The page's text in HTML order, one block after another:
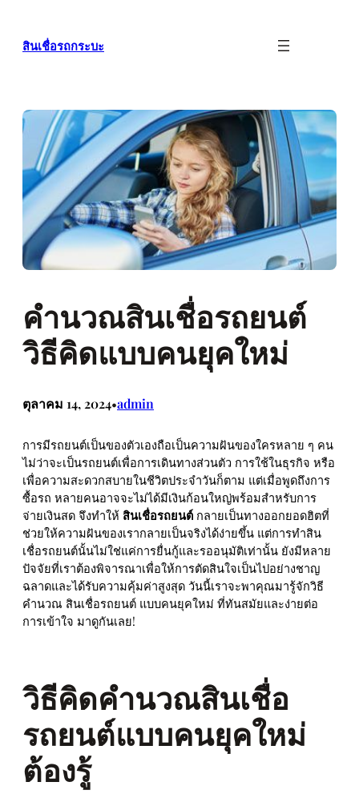
สินเชื่อรถกระบะ
คำนวณสินเชื่อรถยนต์
วิธีคิดแบบคนยุคใหม่
ตุลาคม 14, 2024•admin
การมีรถยนต์เป็นของตัวเองถือเป็นความฝันของใครหลาย ๆ คน
ไม่ว่าจะเป็นรถยนต์เพื่อการเดินทางส่วนตัว การใช้ในธุรกิจ หรือ
เพื่อความสะดวกสบายในชีวิตประจำวันก็ตาม แต่เมื่อพูดถึงการ
ซื้อรถ หลายคนอาจจะไม่ได้มีเงินก้อนใหญ่พร้อมสำหรับการ
จ่ายเงินสด จึงทำให้ สินเชื่อรถยนต์ กลายเป็นทางออกยอดฮิตที่
ช่วยให้ความฝันของเรากลายเป็นจริงได้ง่ายขึ้น แต่การทำสิน
เชื่อรถยนต์นั้นไม่ใช่แค่การยื่นกู้และรออนุมัติเท่านั้น ยังมีหลาย
ปัจจัยที่เราต้องพิจารณาเพื่อให้การตัดสินใจเป็นไปอย่างชาญ
ฉลาดและได้รับความคุ้มค่าสูงสุด วันนี้เราจะพาคุณมารู้จักวิธี
คํานวณ สินเชื่อรถยนต์ แบบคนยุคใหม่ ที่ทันสมัยและง่ายต่อ
การเข้าใจ มาดูกันเลย!
วิธีคิดคำนวณสินเชื่อ
รถยนต์แบบคนยุคใหม่
ต้องรู้